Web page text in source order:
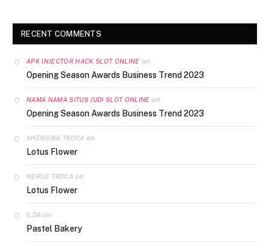
RECENT COMMENTS
APK INJECTOR HACK SLOT ONLINE on
Opening Season Awards Business Trend 2023
NAMA NAMA SITUS JUDI SLOT ONLINE on
Opening Season Awards Business Trend 2023
XHENSIKA TROCA on
Lotus Flower
NURIJE TROCAon
Lotus Flower
ILDA on
Pastel Bakery